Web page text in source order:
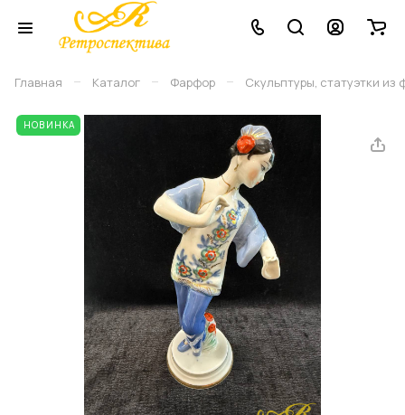
Главная – Каталог – Фарфор – Скульптуры, статуэтки из
НОВИНКА